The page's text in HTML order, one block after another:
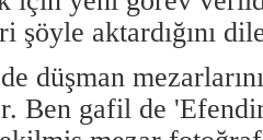
şöyle aktardığını
düşman
Ben gafil de